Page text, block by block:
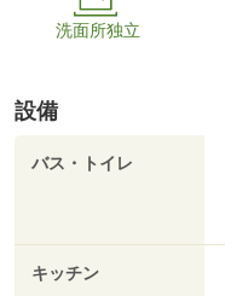
洗面所独立
設備
バス・トイレ
キッチン